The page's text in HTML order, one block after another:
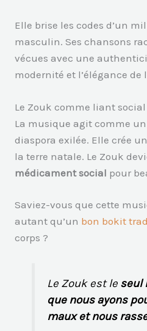
Elle brise les codes d’un
masculin. Ses chansons
vécues avec une
modernité et l’élégance
Le Zouk comme liant
La musique agit comme
diaspora exilée. Elle crée
la terre natale. Le Zouk
médicament social pour
Saviez-vous que cette
autant qu’un bon bokit
corps ?
Le Zouk est le seul
que nous ayons
maux et nous